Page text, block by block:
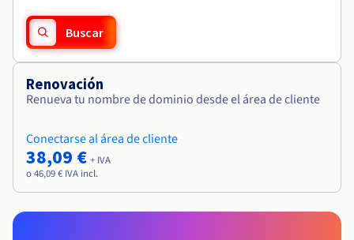
Buscar
Renovación
Renueva tu nombre de dominio desde el área de cliente
Conectarse al área de cliente
38,09 € + IVA
o 46,09 € IVA incl.